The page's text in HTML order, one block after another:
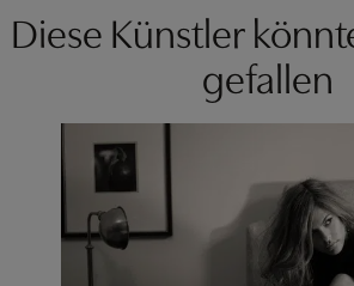
Diese Künstler
gefallen